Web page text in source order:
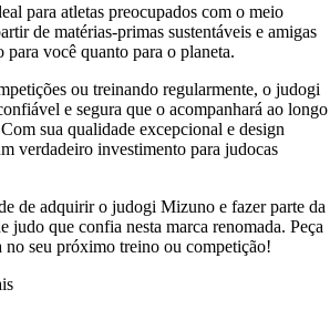
para atletas preocupados com o meio
de matérias-primas sustentáveis e amigas
para você quanto para o planeta.
ou treinando regularmente, o judogi
e segura que o acompanhará ao longo
sua qualidade excepcional e design
verdadeiro investimento para judocas
de adquirir o judogi Mizuno e fazer parte da
judo que confia nesta marca renomada. Peça
no seu próximo treino ou competição!